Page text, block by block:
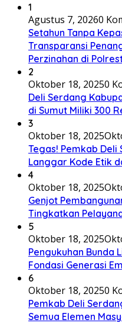
1
Agustus 7, 20260
Setahun Tanpa
Transparansi
Perzinahan di
2
Oktober 18, 20250
Deli Serdang
di Sumut Miliki 300
3
Oktober 18, 2025
Tegas! Pemkab Deli
Langgar Kode Etik
4
Oktober 18, 2025
Genjot
Tingkatkan
5
Oktober 18, 2025
Pengukuhan Bunda
Fondasi Generasi
6
Oktober 18, 20250
Pemkab Deli
Semua Elemen